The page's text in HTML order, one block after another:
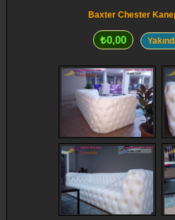
Baxter Chester
₺0,00